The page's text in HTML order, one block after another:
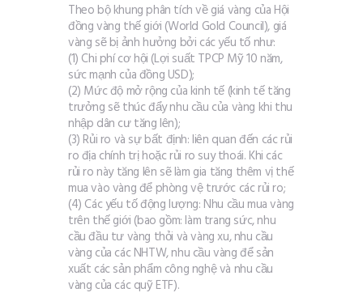
Theo bộ khung phân tích về giá vàng của Hội
đồng vàng thế giới (World Gold Council), giá
vàng sẽ bị ảnh hưởng bởi các yếu tố như:
(1) Chi phí cơ hội (Lợi suất TPCP Mỹ 10 năm,
sức mạnh của đồng USD);
(2) Mức độ mở rộng của kinh tế (kinh tế tăng
trưởng sẽ thúc đẩy nhu cầu của vàng khi thu
nhập dân cư tăng lên);
(3) Rủi ro và sự bất định: liên quan đến các rủi
ro địa chính trị hoặc rủi ro suy thoái. Khi các
rủi ro này tăng lên sẽ làm gia tăng thêm vị thế
mua vào vàng để phòng vệ trước các rủi ro;
(4) Các yếu tố động lượng: Nhu cầu mua vàng
trên thế giới (bao gồm: làm trang sức, nhu
cầu đầu tư vàng thỏi và vàng xu, nhu cầu
vàng của các NHTW, nhu cầu vàng để sản
xuất các sản phẩm công nghệ và nhu cầu
vàng của các quỹ ETF).